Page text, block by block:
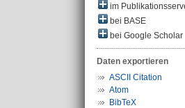
im
bei BASE
bei Google Scholar
Daten exportieren
ASCII Citation
Atom
BibTeX